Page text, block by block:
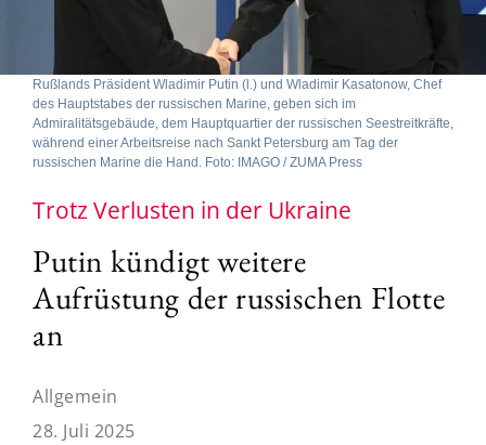
Rußlands Präsident Wladimir Putin (l.) und Wladimir Kasatonow, Chef
des Hauptstabes der russischen Marine, geben sich im
Admiralitätsgebäude, dem Hauptquartier der russischen Seestreitkräfte,
während einer Arbeitsreise nach Sankt Petersburg am Tag der
russischen Marine die Hand. Foto: IMAGO / ZUMA Press
Trotz Verlusten in der Ukraine
Putin kündigt weitere
Aufrüstung der russischen Flotte
an
Allgemein
28. Juli 2025